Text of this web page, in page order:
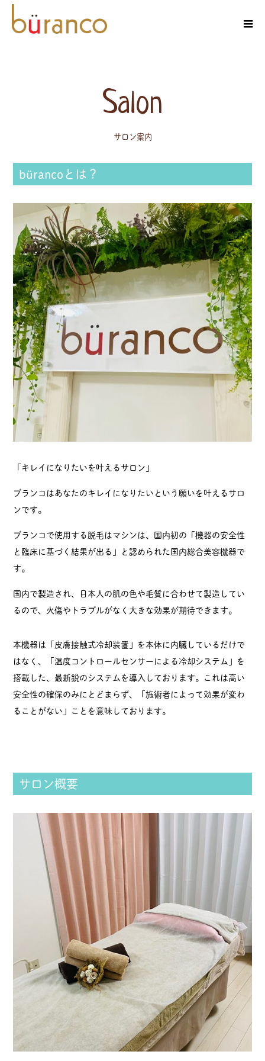
Salon
サロン案内
bürancoとは？
「キレイになりたいを叶えるサロン」
ブランコはあなたのキレイになりたいという願いを叶えるサロ
ンです。
ブランコで使用する脱毛はマシンは、国内初の「機器の安全性
と臨床に基づく結果が出る」と認められた国内総合美容機器で
す。
国内で製造され、日本人の肌の色や毛質に合わせて製造してい
るので、火傷やトラブルがなく大きな効果が期待できます。
本機器は「皮膚接触式冷却装置」を本体に内臓しているだけで
はなく、「温度コントロールセンサーによる冷却システム」を
搭載した、最新鋭のシステムを導入しております。これは高い
安全性の確保のみにとどまらず、「施術者によって効果が変わ
ることがない」ことを意味しております。
サロン概要